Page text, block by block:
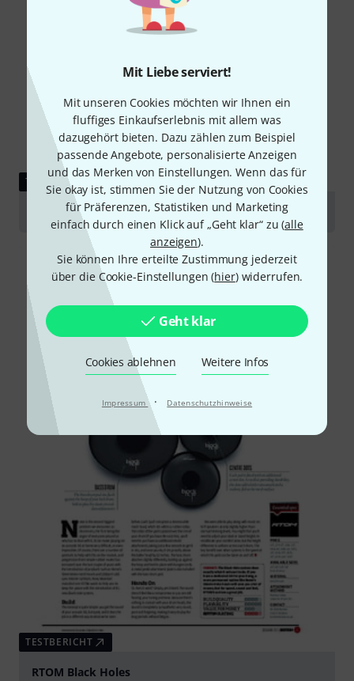
Mit Liebe serviert!
Mit unseren Cookies möchten wir Ihnen ein
fluffiges Einkaufserlebnis mit allem was
dazugehört bieten. Dazu zählen zum Beispiel
passende Angebote, personalisierte Anzeigen
und das Merken von Einstellungen. Wenn das für
Sie okay ist, stimmen Sie der Nutzung von Cookies
für Präferenzen, Statistiken und Marketing
einfach durch einen Klick auf „Geht klar“ zu (alle
anzeigen).
Sie können Ihre erteilte Zustimmung jederzeit
über die Cookie-Einstellungen (hier) widerrufen.
Geht klar
Cookies ablehnen Weitere Infos
Impressum · Datenschutzhinweise
TESTBERICHT
RTom Black Hole Pads
TESTBERICHT
RTOM Black Holes